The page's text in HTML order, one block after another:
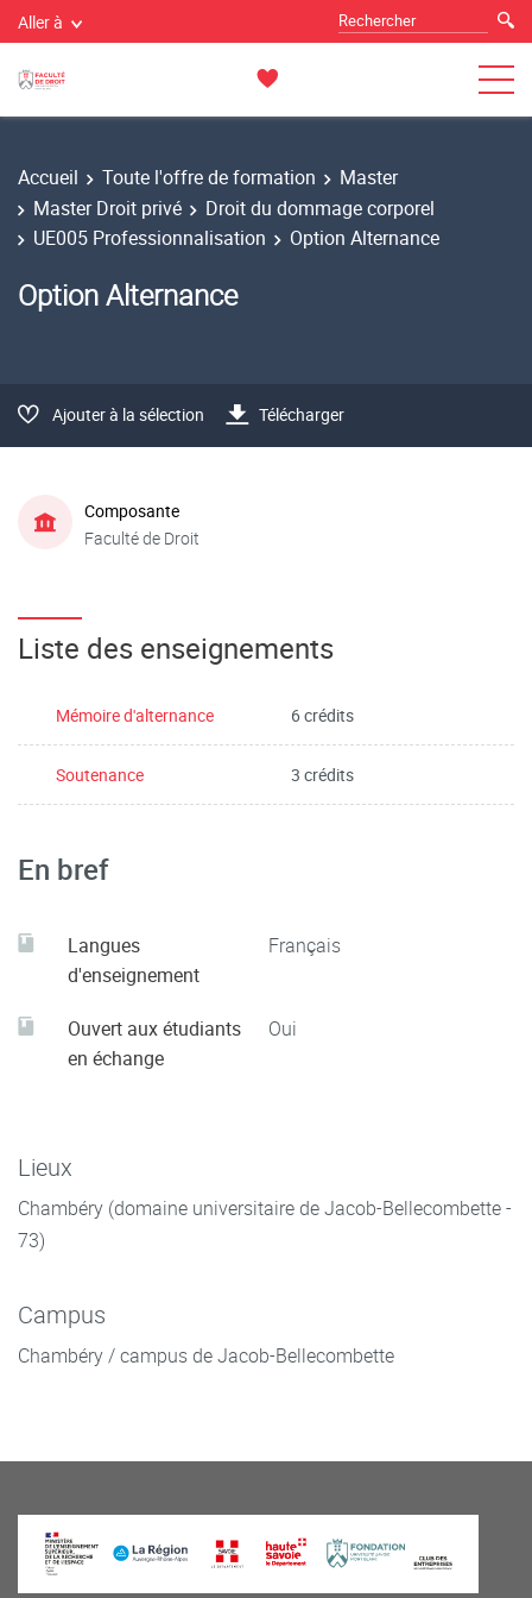
Aller à
Accueil Toute l'offre de formation
Master
Master Droit privé
Droit du dommage corporel
UE005 Professionnalisation
Option Alternance
Option Alternance
Ajouter à la sélection Télécharger
Composante
Faculté de Droit
Liste des enseignements
Mémoire d'alternance 6 crédits
Soutenance 3 crédits
En bref
Langues
d'enseignement
Français
Ouvert aux étudiants
en échange
Oui
Lieux
Chambéry (domaine universitaire de Jacob-Bellecombette -
73)
Campus
Chambéry / campus de Jacob-Bellecombette